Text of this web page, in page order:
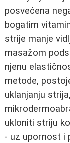
posvećena
bogatim
strije manje
masažom
njenu
metode,
uklanjanju
ukloniti striju
- uz upornost i